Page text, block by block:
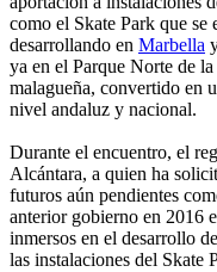
como el Skate Park que se
desarrollando en Marbella
ya en el Parque Norte de
malagueña, convertido en
nivel andaluz y nacional.
Durante el encuentro, el
Alcántara, a quien ha
futuros aún pendientes
anterior gobierno en 2016
inmersos en el desarrollo
las instalaciones del Skate